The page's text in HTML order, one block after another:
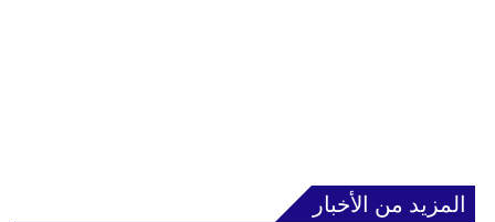
المزيد من الأخبار